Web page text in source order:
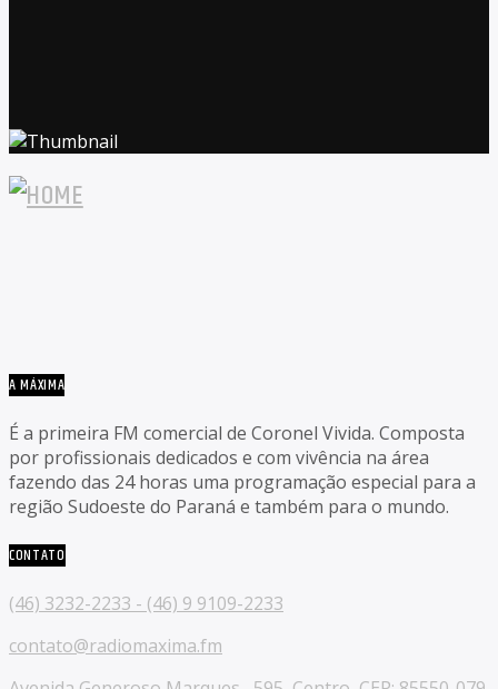
A MÁXIMA
É a primeira FM comercial de Coronel Vivida. Composta
por profissionais dedicados e com vivência na área
fazendo das 24 horas uma programação especial para a
região Sudoeste do Paraná e também para o mundo.
CONTATO
(46) 3232-2233 - (46) 9 9109-2233
contato@radiomaxima.fm